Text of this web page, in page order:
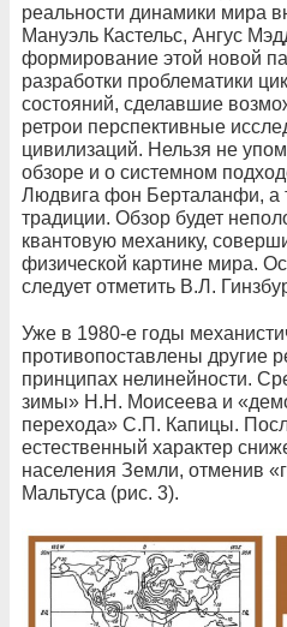
реальности динамики мира
Мануэль Кастельс, Ангус
формирование этой новой
разработки проблематики
состояний, сделавшие
ретрои перспективные
цивилизаций. Нельзя не
обзоре и о системном
Людвига фон Берталанфи, а
традиции. Обзор будет
квантовую механику,
физической картине мира.
следует отметить В.Л.
Уже в 1980‑е годы
противопоставлены другие
принципах нелинейности.
зимы» Н.Н. Моисеева и
перехода» С.П. Капицы.
естественный характер
населения Земли, отменив
Мальтуса (рис. 3).